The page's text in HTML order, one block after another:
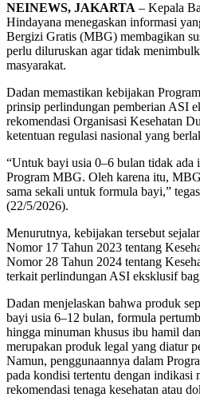
NEINEWS, JAKARTA – Kepala
Hindayana menegaskan informasi
Bergizi Gratis (MBG) membagikan
perlu diluruskan agar tidak
masyarakat.
Dadan memastikan kebijakan
prinsip perlindungan pemberian ASI
rekomendasi Organisasi Kesehatan
ketentuan regulasi nasional yang
“Untuk bayi usia 0–6 bulan tidak ada
Program MBG. Oleh karena itu,
sama sekali untuk formula bayi,”
(22/5/2026).
Menurutnya, kebijakan tersebut
Nomor 17 Tahun 2023 tentang
Nomor 28 Tahun 2024 tentang
terkait perlindungan ASI eksklusif
Dadan menjelaskan bahwa produk
bayi usia 6–12 bulan, formula
hingga minuman khusus ibu hamil
merupakan produk legal yang diatur
Namun, penggunaannya dalam
pada kondisi tertentu dengan indikasi
rekomendasi tenaga kesehatan atau